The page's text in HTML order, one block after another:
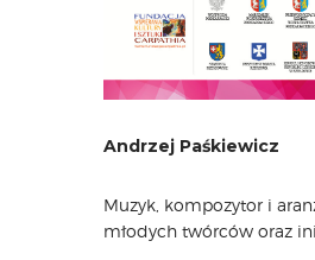
Andrzej Paśkiewicz
Muzyk, kompozytor i
młodych twórców oraz